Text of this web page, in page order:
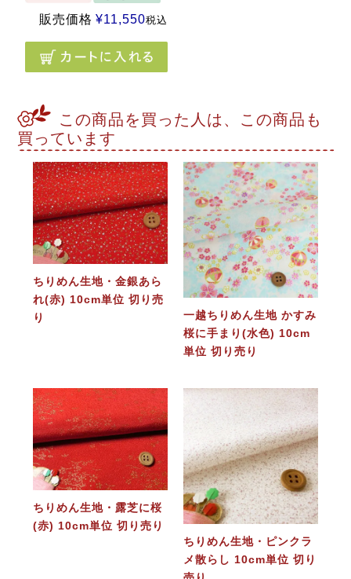
販売価格 ¥11,550税込
この商品を買った人は、この商品も
買っています
ちりめん生地・金銀あら
れ(赤) 10cm単位 切り売
り
一越ちりめん生地 かすみ
桜に手まり(水色) 10cm
単位 切り売り
ちりめん生地・露芝に桜
(赤) 10cm単位 切り売り
ちりめん生地・ピンクラ
メ散らし 10cm単位 切り